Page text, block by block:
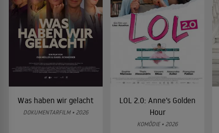
Was haben wir gelacht
DOKUMENTARFILM • 2026
LOL 2.0: Anne’s Golden
Hour
KOMÖDIE • 2026